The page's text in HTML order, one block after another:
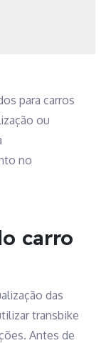
para carros
ou
no
carro
das
transbike
Antes de